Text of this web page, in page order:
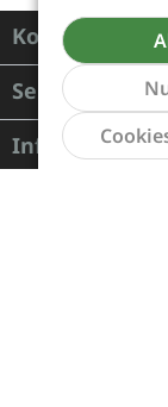
Kontakt
Service